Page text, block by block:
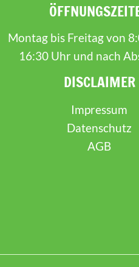
Montag bis Freitag von
16:30 Uhr und nach
DISCLAIMER
Impressum
Datenschutz
AGB